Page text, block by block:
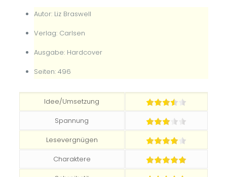
Autor: Liz Braswell
Verlag: Carlsen
Ausgabe: Hardcover
Seiten: 496
Idee/Umsetzung
Spannung
Lesevergnügen
Charaktere